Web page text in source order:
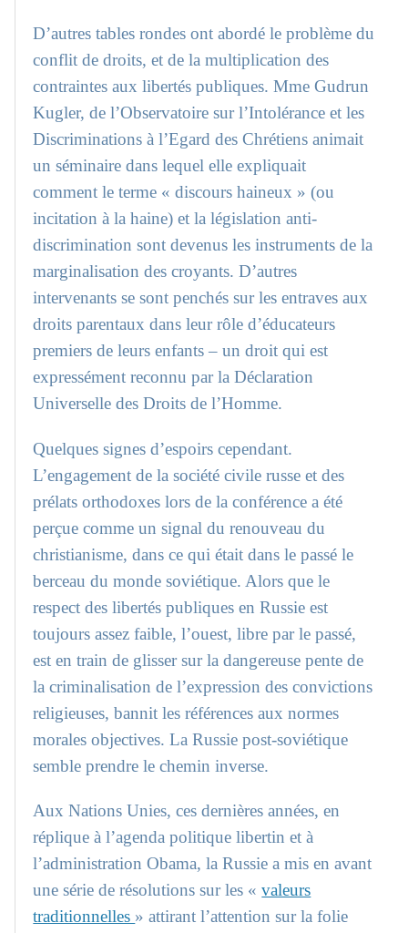
D’autres tables rondes ont abordé le problème du
conflit de droits, et de la multiplication des
contraintes aux libertés publiques. Mme Gudrun
Kugler, de l’Observatoire sur l’Intolérance et les
Discriminations à l’Egard des Chrétiens animait
un séminaire dans lequel elle expliquait
comment le terme « discours haineux » (ou
incitation à la haine) et la législation anti-
discrimination sont devenus les instruments de la
marginalisation des croyants. D’autres
intervenants se sont penchés sur les entraves aux
droits parentaux dans leur rôle d’éducateurs
premiers de leurs enfants – un droit qui est
expressément reconnu par la Déclaration
Universelle des Droits de l’Homme.
Quelques signes d’espoirs cependant.
L’engagement de la société civile russe et des
prélats orthodoxes lors de la conférence a été
perçue comme un signal du renouveau du
christianisme, dans ce qui était dans le passé le
berceau du monde soviétique. Alors que le
respect des libertés publiques en Russie est
toujours assez faible, l’ouest, libre par le passé,
est en train de glisser sur la dangereuse pente de
la criminalisation de l’expression des convictions
religieuses, bannit les références aux normes
morales objectives. La Russie post-soviétique
semble prendre le chemin inverse.
Aux Nations Unies, ces dernières années, en
réplique à l’agenda politique libertin et à
l’administration Obama, la Russie a mis en avant
une série de résolutions sur les «valeurs
traditionnelles » attirant l’attention sur la folie